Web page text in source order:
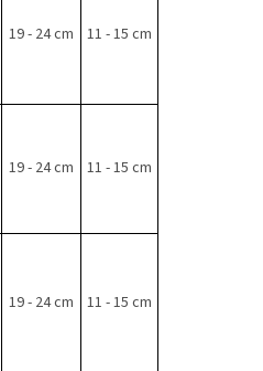
19 - 24 cm 11 - 15 cm
19 - 24 cm 11 - 15 cm
19 - 24 cm 11 - 15 cm